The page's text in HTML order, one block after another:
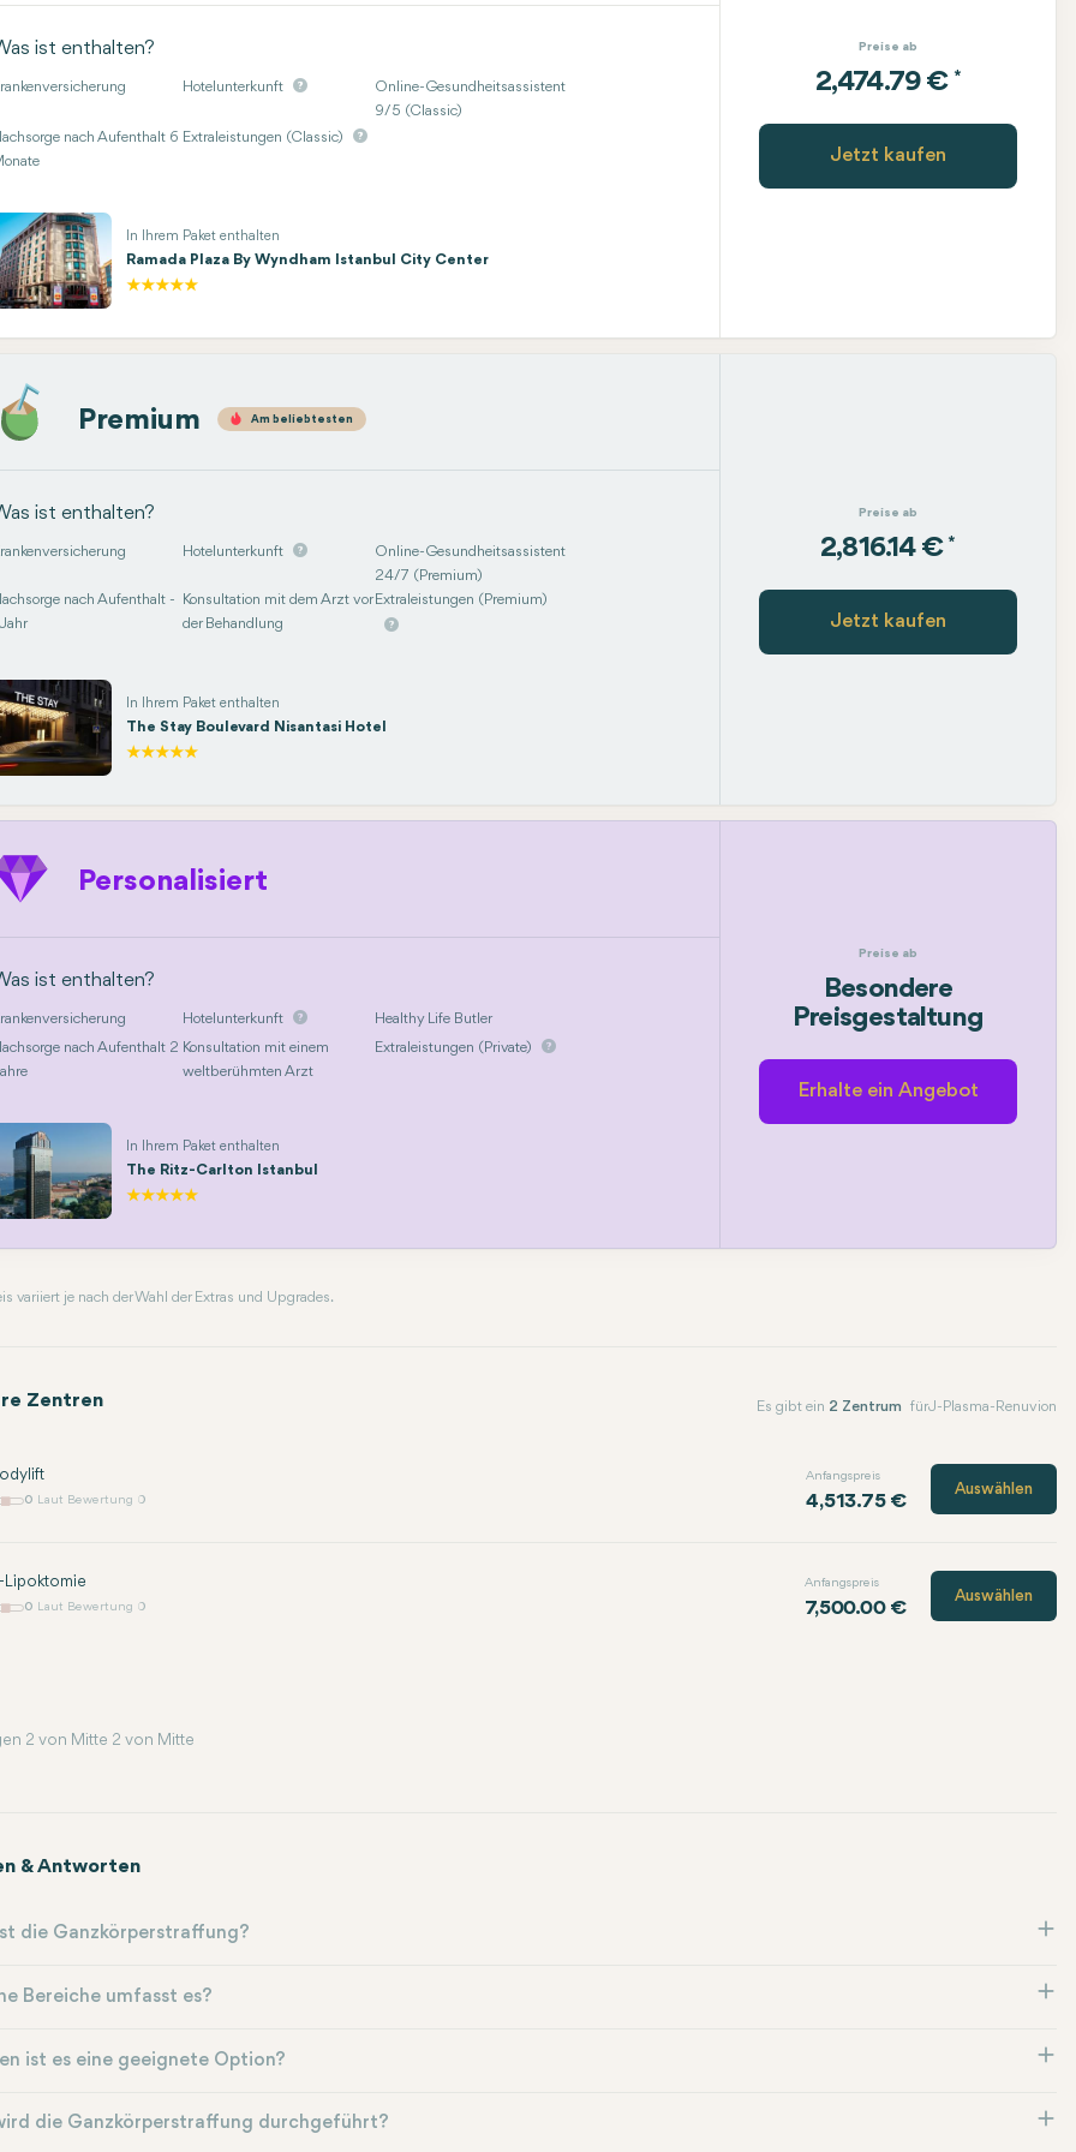
ist enthalten?
Hotelunterkunft
Online-Gesundheitsassistent
9/5 (Classic)
nach Aufenthalt 6 Extraleistungen (Classic)
In Ihrem Paket enthalten
Ramada Plaza By Wyndham Istanbul City Center
Preise ab
2,474.79 € *
Jetzt kaufen
Premium Am beliebtesten
ist enthalten?
Hotelunterkunft
Online-Gesundheitsassistent
24/7 (Premium)
nach Aufenthalt -
Jahr
Konsultation mit dem Arzt vor
der Behandlung
Extraleistungen (Premium)
In Ihrem Paket enthalten
The Stay Boulevard Nisantasi Hotel
Preise ab
2,816.14 € *
Jetzt kaufen
Personalisiert
ist enthalten?
Hotelunterkunft
Healthy Life Butler
nach Aufenthalt 2 Konsultation mit einem
weltberühmten Arzt
Extraleistungen (Private)
In Ihrem Paket enthalten
The Ritz-Carlton Istanbul
Preise ab
Besondere
Preisgestaltung
Erhalte ein Angebot
variiert je nach der Wahl der Extras und Upgrades.
Zentren Es gibt ein 2 Zentrum für J-Plasma-Renuvion
0 Laut Bewertung 0
Anfangspreis
4,513.75 €
Auswählen
Lipoktomie
0 Laut Bewertung 0
Anfangspreis
7,500.00 €
Auswählen
2 von Mitte 2 von Mitte
& Antworten
die Ganzkörperstraffung?
Bereiche umfasst es?
ist es eine geeignete Option?
die Ganzkörperstraffung durchgeführt?